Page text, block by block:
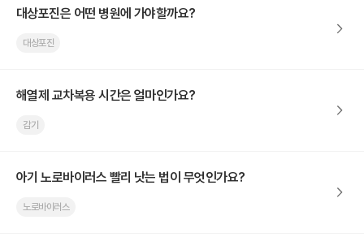
대상포진은 어떤 병원에 가야할까요?
대상포진
해열제 교차복용 시간은 얼마인가요?
감기
아기 노로바이러스 빨리 낫는 법이 무엇인가요?
노로바이러스